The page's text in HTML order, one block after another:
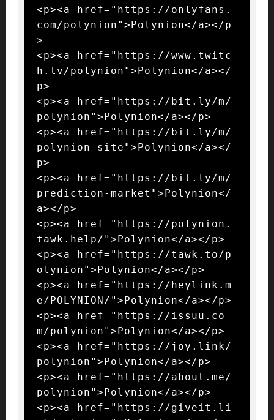
<p><a href="https://onlyfans.
com/polynion">Polynion</a></p
>
<p><a href="https://www.twitc
h.tv/polynion">Polynion</a></
p>
<p><a href="https://bit.ly/m/
polynion">Polynion</a></p>
<p><a href="https://bit.ly/m/
polynion-site">Polynion</a></
p>
<p><a href="https://bit.ly/m/
prediction-market">Polynion</
a></p>
<p><a href="https://polynion.
tawk.help/">Polynion</a></p>
<p><a href="https://tawk.to/p
olynion">Polynion</a></p>
<p><a href="https://heylink.m
e/POLYNION/">Polynion</a></p>
<p><a href="https://issuu.co
m/polynion">Polynion</a></p>
<p><a href="https://joy.link/
polynion">Polynion</a></p>
<p><a href="https://about.me/
polynion">Polynion</a></p>
<p><a href="https://giveit.li